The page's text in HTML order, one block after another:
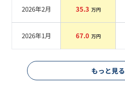
2026年2月 35.3 万円
2026年1月 67.0 万円
もっと見る